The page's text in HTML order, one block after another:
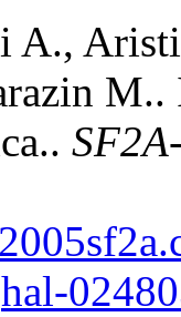
A.,
M..
.
hal-